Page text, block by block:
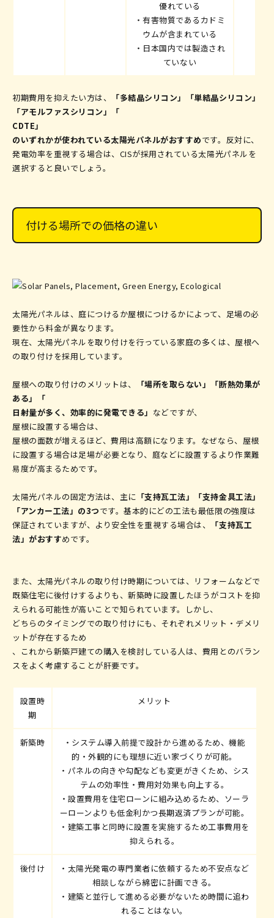
優れている
・有害物質であるカドミ
ウムが含まれている
・日本国内では製造され
ていない
初期費用を抑えたい方は、
「多結晶シリコン」「単結晶シリコン」
「アモルファスシリコン」「
CDTE」
のいずれかが使われている太陽光パネルがおすすめです。反対に、
発電効率を重視する場合は、CISが採用されている太陽光パネルを
選択すると良いでしょう。
付ける場所での価格の違い
太陽光パネルは、庭につけるか屋根につけるかによって、足場の必
要性から料金が異なります。
現在、太陽光パネルを取り付けを行っている家庭の多くは、屋根へ
の取り付けを採用しています。
屋根への取り付けのメリットは、
「場所を取らない」「断熱効果が
ある」「
日射量が多く、効率的に発電できる」 などですが、
屋根に設置する場合は、
屋根の面数が増えるほど、費用は高額になります。なぜなら、屋根
に設置する場合は足場が必要となり、庭などに設置するより作業難
易度が高まるためです。
太陽光パネルの固定方法は、主に 「支持瓦工法」「支持金具工法」
「アンカー工法」の3つです。基本的にどの工法も最低限の強度は
保証されていますが、より安全性を重視する場合は、
「支持瓦工
法」がおすすめです。
また、太陽光パネルの取り付け時期については、リフォームなどで
既築住宅に後付けするよりも、新築時に設置したほうがコストを抑
えられる可能性が高いことで知られています。しかし、
どちらのタイミングでの取り付けにも、それぞれメリット・デメリ
ットが存在するため
、これから新築戸建ての購入を検討している人は、費用とのバラン
スをよく考慮することが肝要です。
設置時
期
メリット
新築時
・システム導入前提で設計から進めるため、機能
的・外観的にも理想に近い家づくりが可能。
・パネルの向きや勾配なども変更がきくため、シス
テムの効率性・費用対効果も向上する。
・設置費用を住宅ローンに組み込めるため、ソーラ
ーローンよりも低金利かつ長期返済プランが可能。
・建築工事と同時に設置を実施するため工事費用を
抑えられる。
後付け
・太陽光発電の専門業者に依頼するため不安点など
相談しながら綿密に計画できる。
・建築と並行して進める必要がないため時間に追わ
れることはない。